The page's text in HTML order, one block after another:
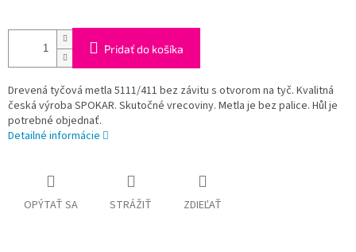
Pridať do košíka
Drevená tyčová metla 5111/411 bez závitu s otvorom na tyč. Kvalitná
česká výroba SPOKAR. Skutočné vrecoviny. Metla je bez palice. Hůl je
potrebné objednať.
Detailné informácie
OPÝTAŤ SA STRÁŽIŤ ZDIEĽAŤ